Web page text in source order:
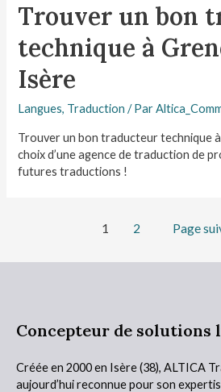
Trouver un bon
technique à
Isère
Langues, Traduction / Par
Trouver un bon traducteur technique
choix d’une agence de traduction de
futures traductions !
1 2 Page
Concepteur de solutions
Créée en 2000 en Isère (38), ALTICA
aujourd’hui reconnue pour son